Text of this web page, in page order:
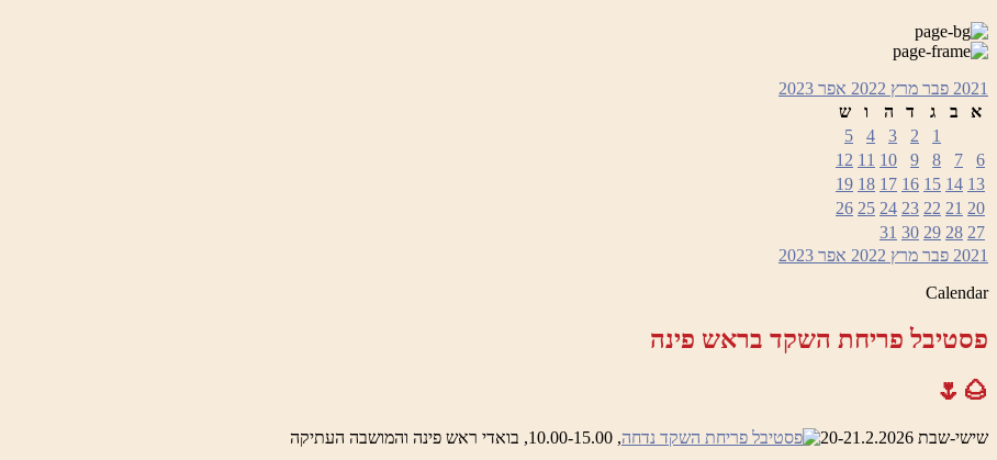
2021 פבר מרץ 2022 אפר 2023
א
ב ג ד ה ו
ש
1
2
3
4
5
6
7
8
9
10
11
12
13
14
15
16
17
18
19
20
21
22
23
24
25
26
27
28
29
30
31
2021 פבר מרץ 2022 אפר 2023
Calendar
פסטיבל פריחת השקד בראש פינה
🌰🌷
שישי-שבת 20-21.2.2026
, 10.00-15.00, בואדי ראש פינה והמושבה העתיקה